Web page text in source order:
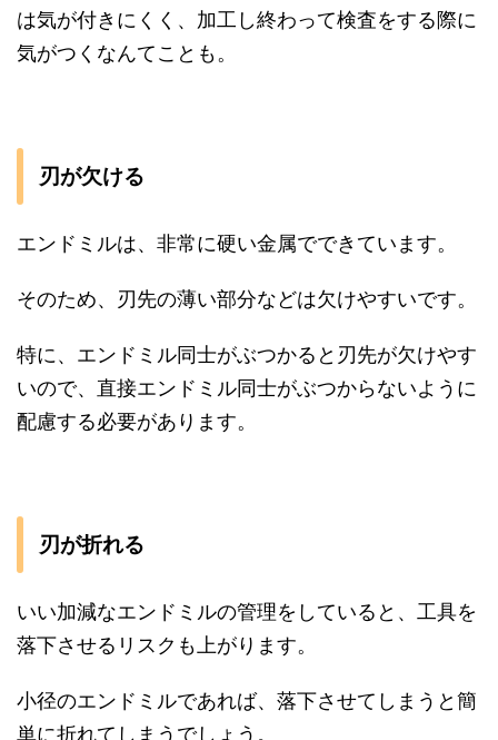
は気が付きにくく、加工し終わって検査をする際に
気がつくなんてことも。
刃が欠ける
エンドミルは、非常に硬い金属でできています。
そのため、刃先の薄い部分などは欠けやすいです。
特に、エンドミル同士がぶつかると刃先が欠けやす
いので、直接エンドミル同士がぶつからないように
配慮する必要があります。
刃が折れる
いい加減なエンドミルの管理をしていると、工具を
落下させるリスクも上がります。
小径のエンドミルであれば、落下させてしまうと簡
単に折れてしまうでしょう。